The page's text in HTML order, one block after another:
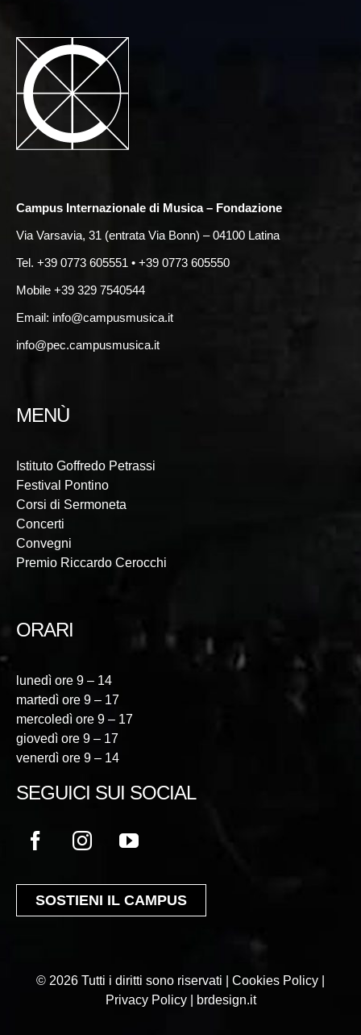
Campus Internazionale di Musica – Fondazione
Via Varsavia, 31 (entrata Via Bonn) – 04100 Latina
Tel. +39 0773 605551 • +39 0773 605550
Mobile +39 329 7540544
Email: info@campusmusica.it
info@pec.campusmusica.it
MENÙ
Istituto Goffredo Petrassi
Festival Pontino
Corsi di Sermoneta
Concerti
Convegni
Premio Riccardo Cerocchi
ORARI
lunedì ore 9 – 14
martedì ore 9 – 17
mercoledì ore 9 – 17
giovedì ore 9 – 17
venerdì ore 9 – 14
SEGUICI SUI SOCIAL
SOSTIENI IL CAMPUS
© 2026 Tutti i diritti sono riservati | Cookies Policy |
Privacy Policy |
brdesign.it